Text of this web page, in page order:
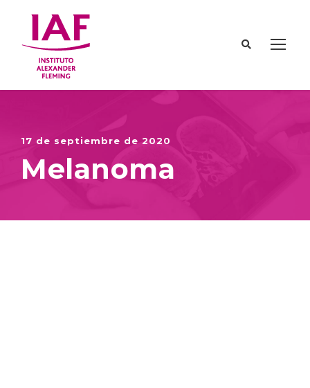
17 de septiembre de 2020
Melanoma